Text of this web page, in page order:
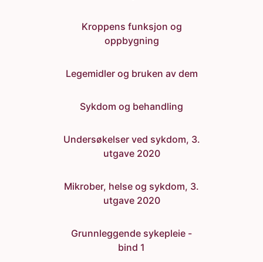
Kroppens funksjon og
oppbygning
Legemidler og bruken av dem
Sykdom og behandling
Undersøkelser ved sykdom, 3.
utgave 2020
Mikrober, helse og sykdom, 3.
utgave 2020
Grunnleggende sykepleie -
bind 1